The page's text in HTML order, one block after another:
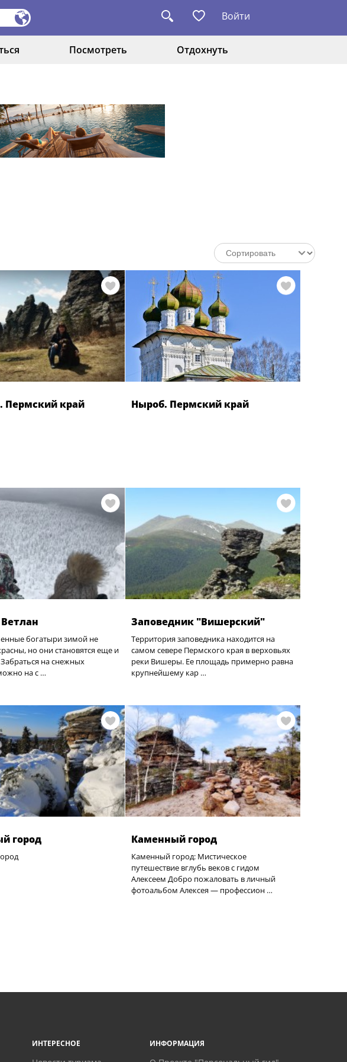
Войти
Посмотреть Отдохнуть
Пермский край Ныроб. Пермский край
богатыри зимой не
но они становятся еще и
Забраться на снежных
на с …
Заповедник "Вишерский"
Территория заповедника находится на
самом севере Пермского края в верховьях
реки Вишеры. Ее площадь примерно равна
крупнейшему кар …
город Каменный город
Каменный город: Мистическое
путешествие вглубь веков с гидом
Алексеем Добро пожаловать в личный
фотоальбом Алексея — профессион …
ИНТЕРЕСНОЕ ИНФОРМАЦИЯ